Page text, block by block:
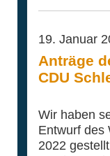
19. Januar
Anträge
CDU
Wir haben
Entwurf des
2022